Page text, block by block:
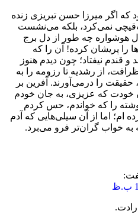
که اگر میرزا حسن تبریزی زنده
نمی‌کرد، بلکه می‌نشست
هوشواره چه طور از دل برج
را پریشان کرده! آن را که
قندم نیفتاد؛ چون دیدم هنوز
از رشدیه تا رزومه را به
را درمی‌آورند. آفرین بر
خودت که عزیزی، به جان خودم
را که خواندم، حس کردم
ام؛ اما از آن سیلی‌هایی که آدم
به خواب گران‌تر فرو می‌برد.